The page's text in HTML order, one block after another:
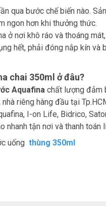
qua bước chế biến nào.
ngon hơn khi thưởng thức.
ở nơi khô ráo và thoáng
hết, phải đóng nắp kín
chai 350ml ở đâu?
Aquafina chất lượng đảm
riêng hàng đầu tại
I-on Life, Bidrico,
nhanh tận nơi và thanh toán
uống thùng 350ml